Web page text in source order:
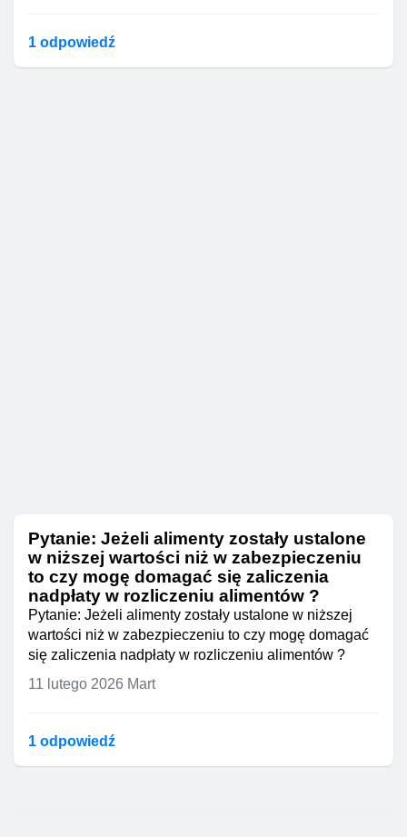
1 odpowiedź
Pytanie: Jeżeli alimenty zostały ustalone
w niższej wartości niż w zabezpieczeniu
to czy mogę domagać się zaliczenia
nadpłaty w rozliczeniu alimentów ?
Pytanie: Jeżeli alimenty zostały ustalone w niższej
wartości niż w zabezpieczeniu to czy mogę domagać
się zaliczenia nadpłaty w rozliczeniu alimentów ?
11 lutego 2026 Mart
1 odpowiedź